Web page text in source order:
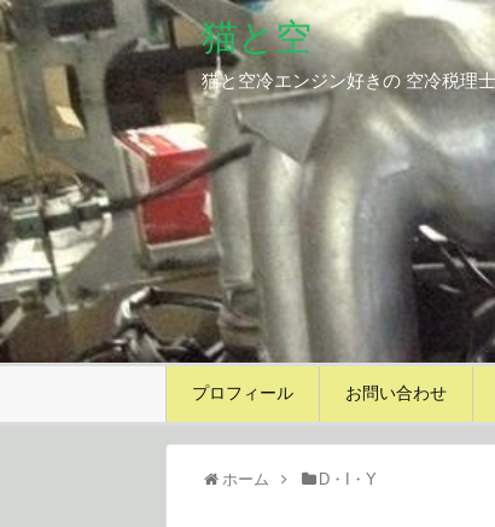
猫と空
猫と空冷エンジン好きの 空冷税理
プロフィール お問い合わせ
ホーム D・I・Y